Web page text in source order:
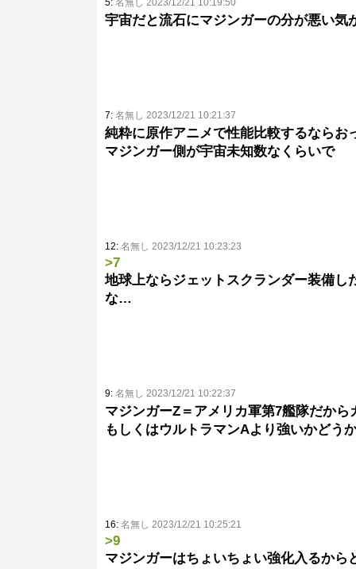
宇宙だと流石にマジンガーの分が悪い気
7: 名無し 2023/12/21 10:21:37
純粋に原作アニメで性能比較するならお
マジンガー側が宇宙未知数なくらいで
12: 名無し 2023/12/21 10:23:23
>7
地球上ならジェットスクランダー装備し
な…
9: 名無し 2023/12/21 10:22:37
マジンガーZ＝アメリカ軍第7艦隊だか
もしくはウルトラマンAより強いかどう
16: 名無し 2023/12/21 10:25:21
>9
マジンガーはちょいちょい強化入るか